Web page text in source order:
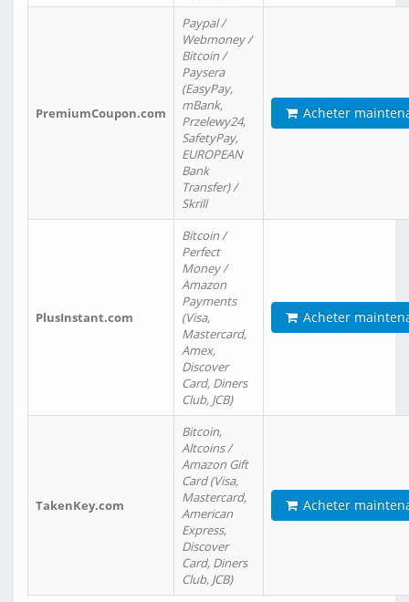
PremiumCoupon.com
Paypal /
Webmoney /
Bitcoin /
Paysera
(EasyPay,
mBank,
Przelewy24,
SafetyPay,
EUROPEAN
Bank
Transfer) /
Skrill
Acheter
PlusInstant.com
Bitcoin /
Perfect
Money /
Amazon
Payments
(Visa,
Mastercard,
Amex,
Discover
Card, Diners
Club, JCB)
Acheter
TakenKey.com
Bitcoin,
Altcoins /
Amazon Gift
Card (Visa,
Mastercard,
American
Express,
Discover
Card, Diners
Club, JCB)
Acheter